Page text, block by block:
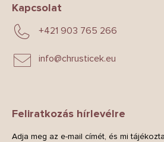
Kapcsolat
info@chrusticek.eu
+421 903 765 266
Feliratkozás hírlevélre
Adja meg az e-mail címét, és mi